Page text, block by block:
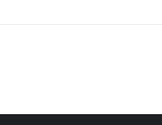
di euro per ampliare gli orari dei